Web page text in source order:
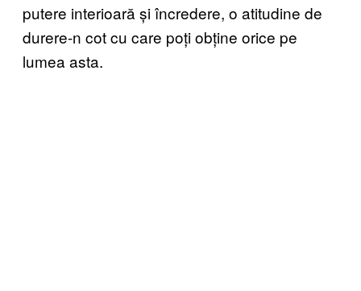
putere interioară și încredere, o atitudine de
durere-n cot cu care poți obține orice pe
lumea asta.